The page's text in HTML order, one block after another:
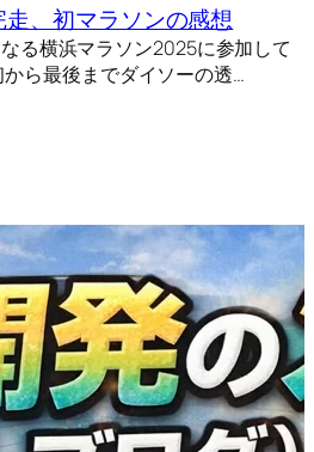
、初マラソンの感想
る横浜マラソン2025に参加して
ら最後までダイソーの透…